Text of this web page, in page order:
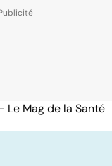
Le Mag de la Santé